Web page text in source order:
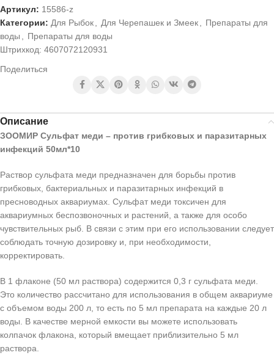
Артикул: 15586-z
Категории: Для Рыбок Для Черепашек и Змеек
Препараты для
воды
Препараты для воды
Штрихкод: 4607072120931
Поделиться
Описание
ЗООМИР Сульфат меди – против грибковых и паразитарных
инфекций 50мл*10
Раствор сульфата меди предназначен для борьбы против
грибковых, бактериальных и паразитарных инфекций в
пресноводных аквариумах. Сульфат меди токсичен для
аквариумных беспозвоночных и растений, а также для особо
чувствительных рыб. В связи с этим при его использовании следует
соблюдать точную дозировку и, при необходимости,
корректировать.
В 1 флаконе (50 мл раствора) содержится 0,3 г сульфата меди.
Это количество рассчитано для использования в общем аквариуме
с объемом воды 200 л, то есть по 5 мл препарата на каждые 20 л
воды. В качестве мерной емкости вы можете использовать
колпачок флакона, который вмещает приблизительно 5 мл
раствора.